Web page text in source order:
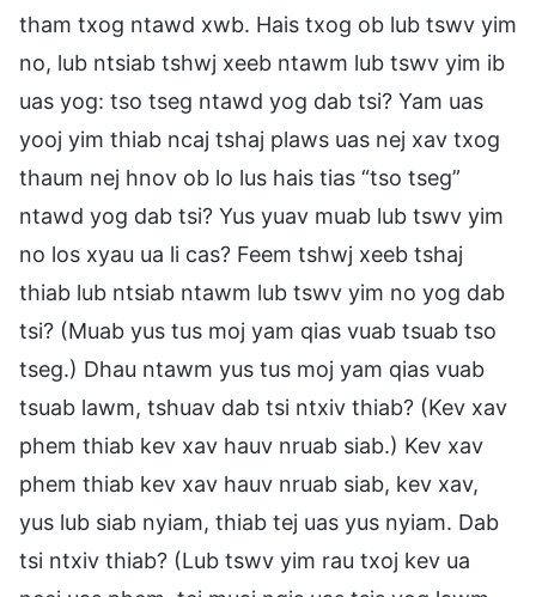
tham txog ntawd xwb. Hais txog ob lub tswv yim
no, lub ntsiab tshwj xeeb ntawm lub tswv yim ib
uas yog: tso tseg ntawd yog dab tsi? Yam uas
yooj yim thiab ncaj tshaj plaws uas nej xav txog
thaum nej hnov ob lo lus hais tias “tso tseg”
ntawd yog dab tsi? Yus yuav muab lub tswv yim
no los xyau ua li cas? Feem tshwj xeeb tshaj
thiab lub ntsiab ntawm lub tswv yim no yog dab
tsi? (Muab yus tus moj yam qias vuab tsuab tso
tseg.) Dhau ntawm yus tus moj yam qias vuab
tsuab lawm, tshuav dab tsi ntxiv thiab? (Kev xav
phem thiab kev xav hauv nruab siab.) Kev xav
phem thiab kev xav hauv nruab siab, kev xav,
yus lub siab nyiam, thiab tej uas yus nyiam. Dab
tsi ntxiv thiab? (Lub tswv yim rau txoj kev ua